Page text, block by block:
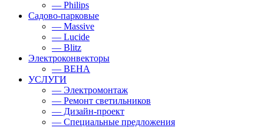
— Philips
Садово-парковые
— Massive
— Lucide
— Blitz
Электроконвекторы
— BEHA
УСЛУГИ
— Электромонтаж
— Ремонт светильников
— Дизайн-проект
— Специальные предложения